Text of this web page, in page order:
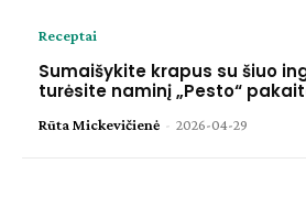
Receptai
Sumaišykite krapus su šiuo
turėsite naminį „Pesto“
Rūta Mickevičienė - 2026-04-29